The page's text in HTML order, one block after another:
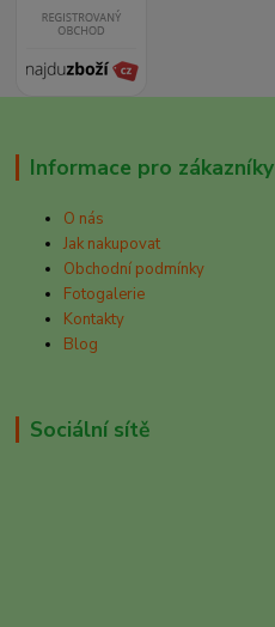
Informace pro zákazníky
O nás
Jak nakupovat
Obchodní podmínky
Fotogalerie
Kontakty
Blog
Sociální sítě